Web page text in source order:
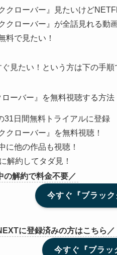
クローバー』見たいけど
クローバー』が全話見れる動
料で見たい！
見たい！という方は下の手順
ローバー』を無料視聴する方法
31日間無料トライアルに登録
クローバー』を無料視聴！
に他の作品も視聴！
解約してタダ見！
の解約で料金不要／
今すぐ『ブラッ
に登録済みの方はこちら／
今すぐ『ブラ